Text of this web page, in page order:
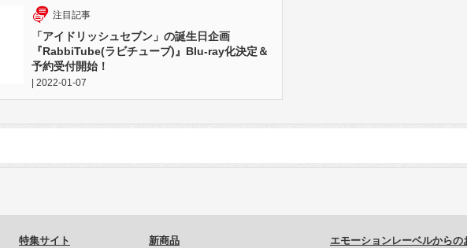
注目記事
「アイドリッシュセブン」の誕生日企画
『RabbiTube(ラビチューブ)』Blu-ray化決定＆
予約受付開始！
| 2022-01-07
特集サイト
新商品
エモーションレーベルからの